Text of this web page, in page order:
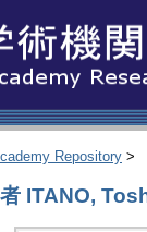
Repository >
ITANO,